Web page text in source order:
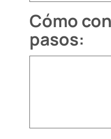
Cómo
pasos: